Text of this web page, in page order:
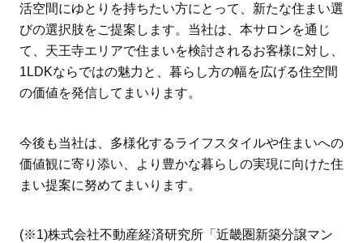
活空間にゆとりを持ちたい方にとって、新たな住まい選
びの選択肢をご提案します。当社は、本サロンを通じ
て、天王寺エリアで住まいを検討されるお客様に対し、
1LDKならではの魅力と、暮らし方の幅を広げる住空間
の価値を発信してまいります。
今後も当社は、多様化するライフスタイルや住まいへの
価値観に寄り添い、より豊かな暮らしの実現に向けた住
まい提案に努めてまいります。
(※1)株式会社不動産経済研究所「近畿圏新築分譲マン